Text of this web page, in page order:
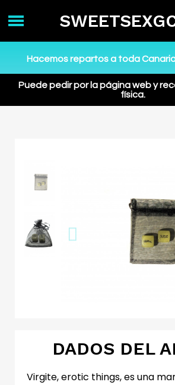
Hacemos repartos a toda
Puede pedir por la página web y
física.
DADOS DEL
Virgite, erotic things, es una